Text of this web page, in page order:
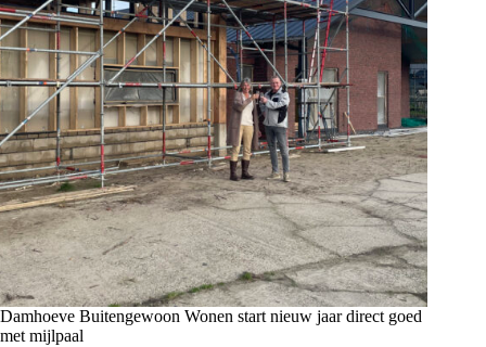
Damhoeve Buitengewoon Wonen start nieuw jaar direct goed
met mijlpaal